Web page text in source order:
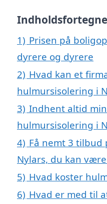
1) Prisen på
dyrere og dyrere
2) Hvad kan et
hulmursisolering i
3) Indhent altid
hulmursisolering i
4) Få nemt 3 tilbud
Nylars, du kan
5) Hvad koster
6) Hvad er med til